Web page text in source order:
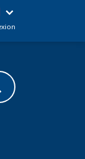
Rechercher